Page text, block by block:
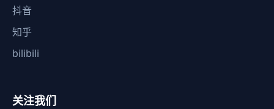
抖音
知乎
bilibili
关注我们